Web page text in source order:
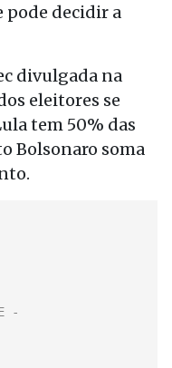
pode decidir a
divulgada na
eleitores se
tem 50% das
Bolsonaro soma